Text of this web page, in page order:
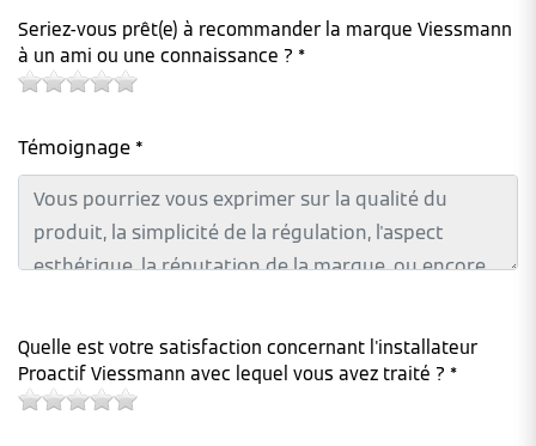
Seriez-vous prêt(e) à recommander la marque Viessmann
à un ami ou une connaissance ? *
Témoignage *
Quelle est votre satisfaction concernant l'installateur
Proactif Viessmann avec lequel vous avez traité ? *